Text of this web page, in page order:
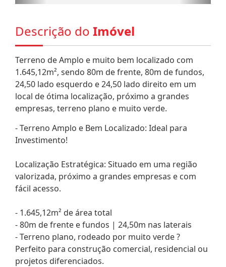
Descrição do Imóvel
Terreno de Amplo e muito bem localizado com
1.645,12m², sendo 80m de frente, 80m de fundos,
24,50 lado esquerdo e 24,50 lado direito em um
local de ótima localização, próximo a grandes
empresas, terreno plano e muito verde.
- Terreno Amplo e Bem Localizado: Ideal para
Investimento!
Localização Estratégica: Situado em uma região
valorizada, próximo a grandes empresas e com
fácil acesso.
- 1.645,12m² de área total
- 80m de frente e fundos | 24,50m nas laterais
- Terreno plano, rodeado por muito verde ?
Perfeito para construção comercial, residencial ou
projetos diferenciados.